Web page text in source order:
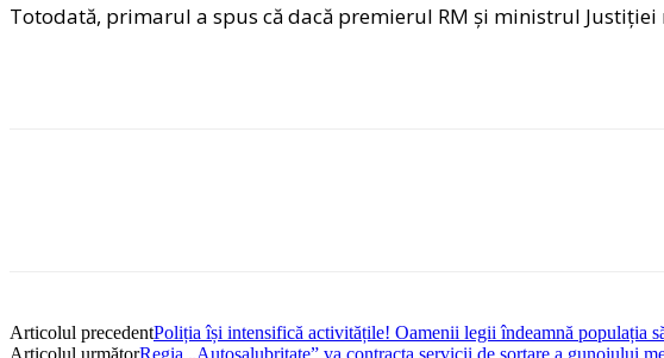
Totodată, primarul a spus că dacă premierul RM și ministrul
Articolul precedentPoliția își intensifică activitățile! Oamenii legii îndeamnă populația
Articolul următorRegia „Autosalubritate” va contracta servicii de sortare a gunoiului